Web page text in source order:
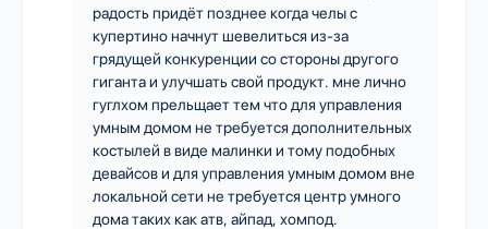
радость придёт позднее когда челы с
купертино начнут шевелиться из-за
грядущей конкуренции со стороны другого
гиганта и улучшать свой продукт. мне лично
гуглхом прельщает тем что для управления
умным домом не требуется дополнительных
костылей в виде малинки и тому подобных
девайсов и для управления умным домом вне
локальной сети не требуется центр умного
дома таких как атв, айпад, хомпод.